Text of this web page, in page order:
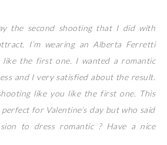
the second shooting that I did with
I’m wearing an Alberta Ferretti
like the first one. I wanted a romantic
and I very satisfied about the result.
like you like the first one. This
for Valentine’s day but who said
to dress romantic ? Have a nice